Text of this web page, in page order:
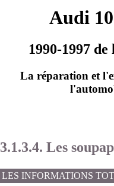
Audi
1990-1997
La réparation et
3.1.3.4. Les
LES INFORMATIONS